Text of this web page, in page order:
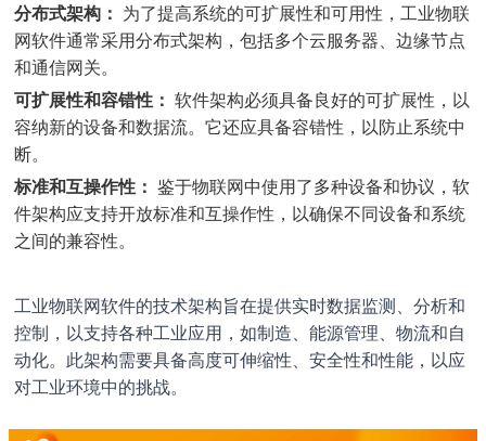
分布式架构： 为了提高系统的可扩展性和可用性，工业物联
网软件通常采用分布式架构，包括多个云服务器、边缘节点
和通信网关。
可扩展性和容错性： 软件架构必须具备良好的可扩展性，以
容纳新的设备和数据流。它还应具备容错性，以防止系统中
断。
标准和互操作性： 鉴于物联网中使用了多种设备和协议，软
件架构应支持开放标准和互操作性，以确保不同设备和系统
之间的兼容性。
工业物联网软件的技术架构旨在提供实时数据监测、分析和
控制，以支持各种工业应用，如制造、能源管理、物流和自
动化。此架构需要具备高度可伸缩性、安全性和性能，以应
对工业环境中的挑战。